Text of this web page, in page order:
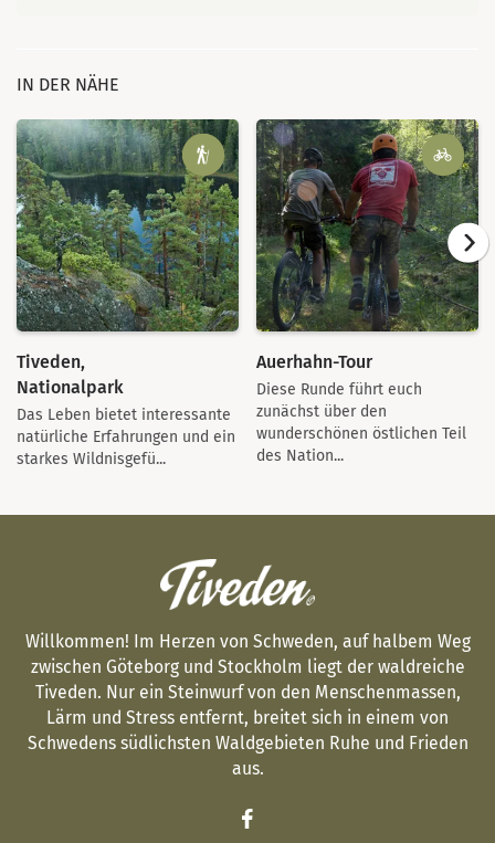
IN DER NÄHE
Tiveden,
Nationalpark
Das Leben bietet interessante
natürliche Erfahrungen und ein
starkes Wildnisgefü...
Auerhahn-Tour
Diese Runde führt euch
zunächst über den
wunderschönen östlichen Teil
des Nation...
Willkommen! Im Herzen von Schweden, auf halbem Weg
zwischen Göteborg und Stockholm liegt der waldreiche
Tiveden. Nur ein Steinwurf von den Menschenmassen,
Lärm und Stress entfernt, breitet sich in einem von
Schwedens südlichsten Waldgebieten Ruhe und Frieden
aus.